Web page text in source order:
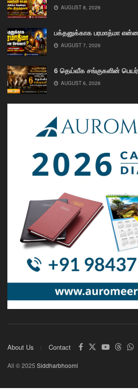
AUGUST 8, 2026
பக்தனுக்காக பரமாத்மா
AUGUST 7, 2026
6 தெய்வீக சங்குகளின் பெயர்
AUGUST 6, 2026
About Us Contact
All © 2025 Siddharbhoomi